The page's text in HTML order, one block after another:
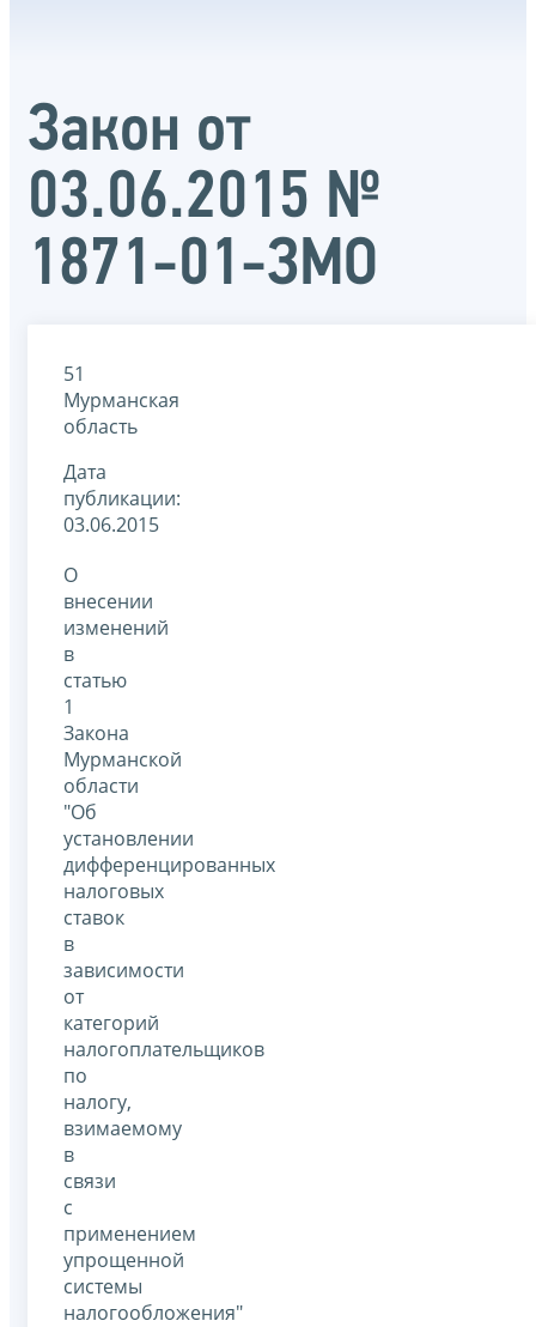
Закон от
03.06.2015 №
1871-01-ЗМО
51
Мурманская
область
Дата
публикации:
03.06.2015
О
внесении
изменений
в
статью
1
Закона
Мурманской
области
"Об
установлении
дифференцированных
налоговых
ставок
в
зависимости
от
категорий
налогоплательщиков
по
налогу,
взимаемому
в
связи
с
применением
упрощенной
системы
налогообложения"